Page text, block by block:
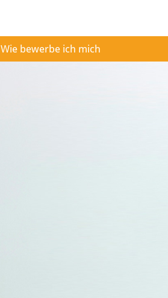
Wie bewerbe ich mich